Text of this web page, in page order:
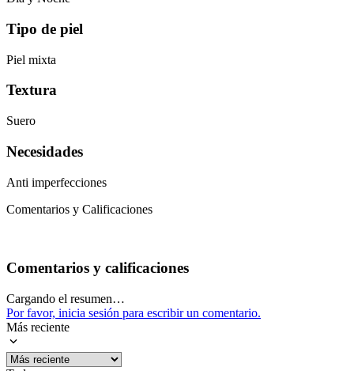
Tipo de piel
Piel mixta
Textura
Suero
Necesidades
Anti imperfecciones
Comentarios y Calificaciones
Comentarios y calificaciones
Cargando el resumen…
Por favor, inicia sesión para escribir un comentario.
Más reciente